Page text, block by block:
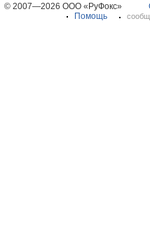
© 2007—2026 ООО «РуФокс»
Помощь